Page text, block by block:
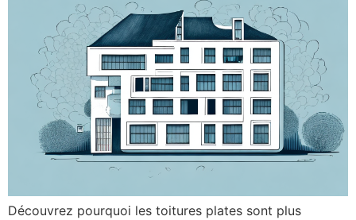
Découvrez pourquoi les toitures plates sont plus